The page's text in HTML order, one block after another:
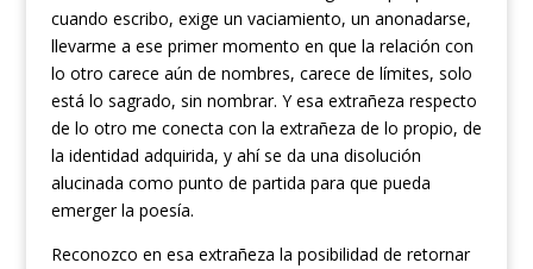
cuando escribo, exige un vaciamiento, un anonadarse,
llevarme a ese primer momento en que la relación con
lo otro carece aún de nombres, carece de límites, solo
está lo sagrado, sin nombrar. Y esa extrañeza respecto
de lo otro me conecta con la extrañeza de lo propio, de
la identidad adquirida, y ahí se da una disolución
alucinada como punto de partida para que pueda
emerger la poesía.
Reconozco en esa extrañeza la posibilidad de retornar